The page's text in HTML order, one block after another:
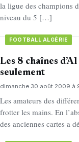
la ligue des champions
niveau du 5 […]
FOOTBALL ALGÉRIE
Les 8 chaînes
seulement
dimanche 30 août 2009 à
Les amateurs des
frotter les mains. En
des anciennes cartes a